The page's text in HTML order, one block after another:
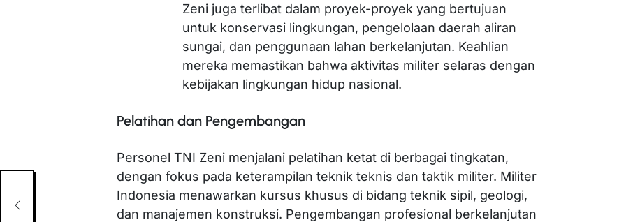
Zeni juga terlibat dalam proyek-proyek yang bertujuan
untuk konservasi lingkungan, pengelolaan daerah aliran
sungai, dan penggunaan lahan berkelanjutan. Keahlian
mereka memastikan bahwa aktivitas militer selaras dengan
kebijakan lingkungan hidup nasional.
Pelatihan dan Pengembangan
Personel TNI Zeni menjalani pelatihan ketat di berbagai tingkatan,
dengan fokus pada keterampilan teknik teknis dan taktik militer. Militer
Indonesia menawarkan kursus khusus di bidang teknik sipil, geologi,
dan manajemen konstruksi. Pengembangan profesional berkelanjutan